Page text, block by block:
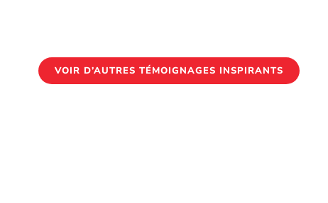
VOIR D’AUTRES TÉMOIGNAGES INSPIRANTS